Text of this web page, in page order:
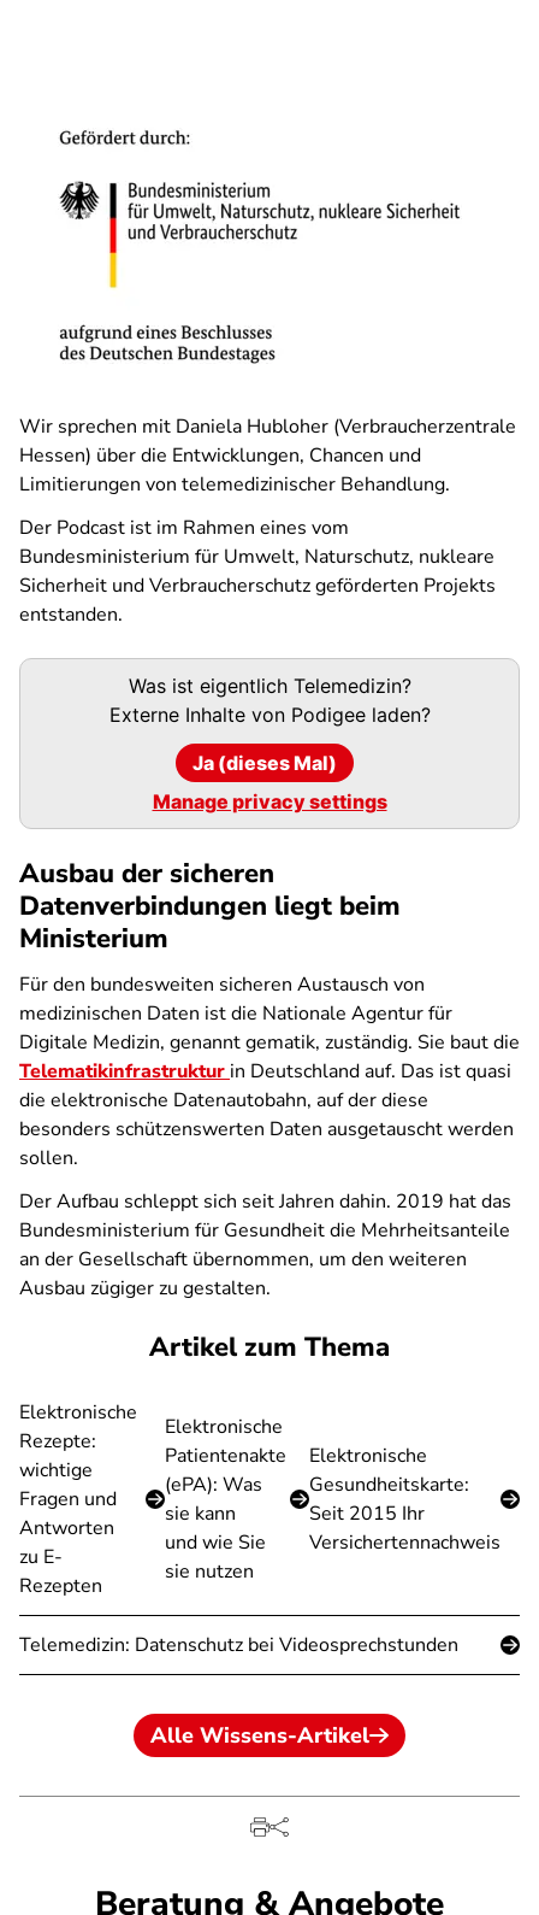
Wir sprechen mit Daniela Hubloher (Verbraucherzentrale
Hessen) über die Entwicklungen, Chancen und
Limitierungen von telemedizinischer Behandlung.
Der Podcast ist im Rahmen eines vom
Bundesministerium für Umwelt, Naturschutz, nukleare
Sicherheit und Verbraucherschutz geförderten Projekts
entstanden.
Podigee-
Was ist eigentlich Telemedizin?
Externe Inhalte von Podigeeladen?
Ja (dieses Mal)
Manage privacy settings
Ausbau der sicheren
Datenverbindungen liegt beim
Ministerium
Für den bundesweiten sicheren Austausch von
medizinischen Daten ist die Nationale Agentur für
Digitale Medizin, genannt gematik, zuständig. Sie baut die
Telematikinfrastruktur in Deutschland auf. Das ist quasi
die elektronische Datenautobahn, auf der diese
besonders schützenswerten Daten ausgetauscht werden
sollen.
Der Aufbau schleppt sich seit Jahren dahin. 2019 hat das
Bundesministerium für Gesundheit die Mehrheitsanteile
an der Gesellschaft übernommen, um den weiteren
Ausbau zügiger zu gestalten.
Artikel zum Thema
Elektronische
Rezepte:
wichtige
Fragen und
Antworten
zu E-
Rezepten
Elektronische
Patientenakte
(ePA): Was
sie kann
und wie Sie
sie nutzen
Elektronische
Gesundheitskarte:
Seit 2015 Ihr
Versichertennachweis
Telemedizin: Datenschutz bei Videosprechstunden
Alle Wissens-Artikel
Beratung & Angebote